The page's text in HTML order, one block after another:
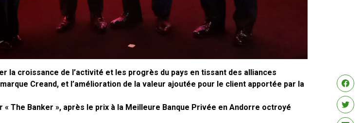
la croissance de l’activité et les progrès du pays en tissant des alliances
Creand, et l’amélioration de la valeur ajoutée pour le client apportée par la
The Banker », après le prix à la Meilleure Banque Privée en Andorre octroyé